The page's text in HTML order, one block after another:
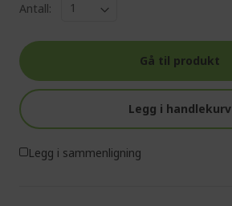
Antall:
Gå til produkt
Legg i handlekurv
Legg i sammenligning